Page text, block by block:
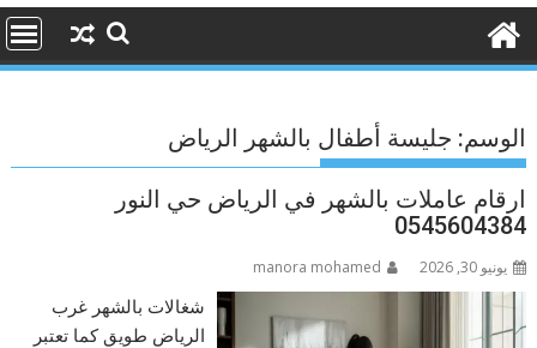
الوسم: جليسة أطفال بالشهر الرياض
ارقام عاملات بالشهر في الرياض حي النور
0545604384
يونيو 30, 2026 manora mohamed
شغالات بالشهر غرب
الرياض طويق كما تعتبر